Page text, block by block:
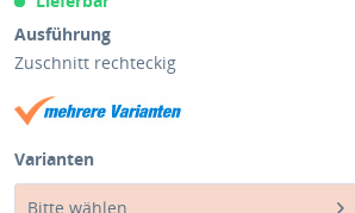
Ausführung
Zuschnitt rechteckig
Varianten
Bitte wählen